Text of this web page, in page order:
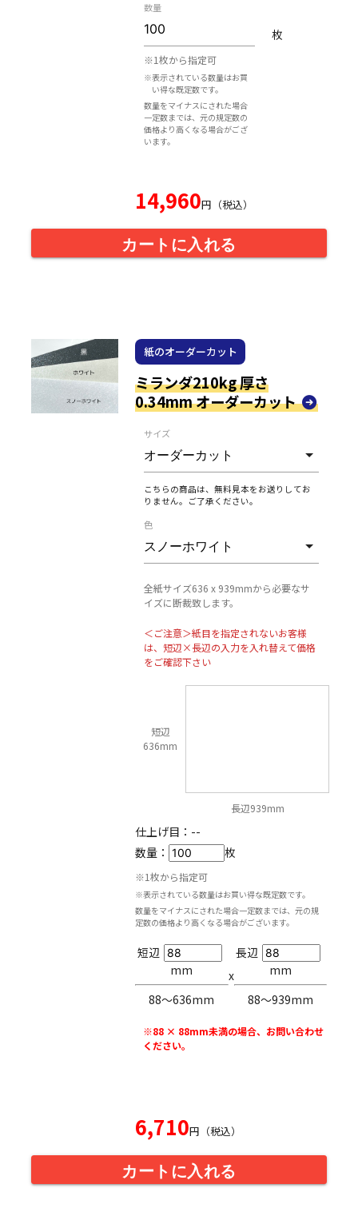
数量
※1枚から指定可
※表示されている数量はお買
い得な既定数です。
数量をマイナスにされた場合
一定数までは、元の規定数の
価格より高くなる場合がござ
います。
枚
14,960円（税込）
カートに入れる
紙のオーダーカット
ミランダ210kg 厚さ
0.34mm オーダーカット
サイズ
こちらの商品は、無料見本をお送りしてお
りません。ご了承ください。
色
全紙サイズ636 x 939mmから必要なサ
イズに断裁致します。
＜ご注意＞紙目を指定されないお客様
は、短辺×長辺の入力を入れ替えて価格
をご確認下さい
短辺
636mm
長辺939mm
仕上げ目： --
数量：
枚
※1枚から指定可
※表示されている数量はお買い得な既定数です。
数量をマイナスにされた場合一定数までは、元の規
定数の価格より高くなる場合がございます。
短辺
mm
88〜636mm
x
長辺
mm
88〜939mm
※88 × 88mm未満の場合、お問い合わせ
ください。
6,710円（税込）
カートに入れる